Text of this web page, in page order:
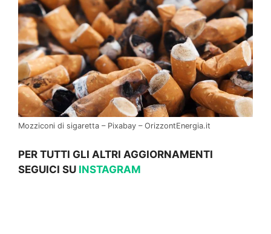
Mozziconi di sigaretta – Pixabay – OrizzontEnergia.it
PER TUTTI GLI ALTRI AGGIORNAMENTI
SEGUICI SU INSTAGRAM